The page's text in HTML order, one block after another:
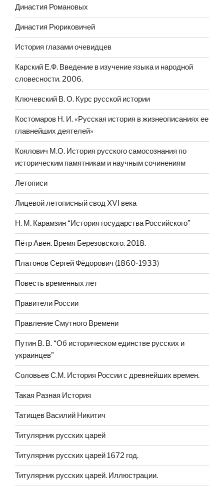
Династия Романовых
Династия Рюриковичей
История глазами очевидцев
Карский Е.Ф. Введение в изучение языка и народной
словесности. 2006.
Ключевский В. О. Курс русской истории
Костомаров Н. И. «Русская история в жизнеописаниях ее
главнейших деятелей»
Коялович М.О. История русского самосознания по
историческим памятникам и научным сочинениям
Летописи
Лицевой летописный свод XVI века
Н. М. Карамзин “История государства Российского”
Пётр Авен. Время Березовского. 2018.
Платонов Сергей Фёдорович (1860-1933)
Повесть временных лет
Правители России
Правление Смутного Времени
Путин В. В. “Об историческом единстве русских и
украинцев”
Соловьев С.М. История России с древнейших времен.
Такая Разная История
Татищев Василий Никитич
Титулярник русских царей
Титулярник русских царей 1672 год.
Титулярник русских царей. Иллюстрации.